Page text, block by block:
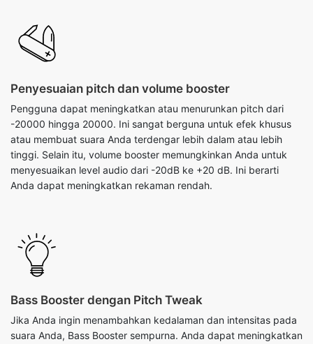
Penyesuaian pitch dan volume booster
Pengguna dapat meningkatkan atau menurunkan pitch dari
-20000 hingga 20000. Ini sangat berguna untuk efek khusus
atau membuat suara Anda terdengar lebih dalam atau lebih
tinggi. Selain itu, volume booster memungkinkan Anda untuk
menyesuaikan level audio dari -20dB ke +20 dB. Ini berarti
Anda dapat meningkatkan rekaman rendah.
Bass Booster dengan Pitch Tweak
Jika Anda ingin menambahkan kedalaman dan intensitas pada
suara Anda, Bass Booster sempurna. Anda dapat meningkatkan